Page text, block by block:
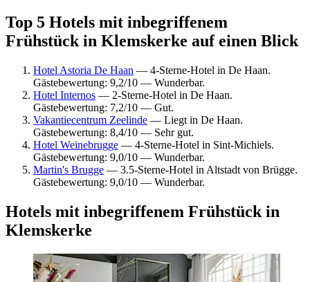
Top 5 Hotels mit inbegriffenem
Frühstück in Klemskerke auf einen Blick
Hotel Astoria De Haan — 4-Sterne-Hotel in De Haan.
Gästebewertung: 9,2/10 — Wunderbar.
Hotel Internos — 2-Sterne-Hotel in De Haan.
Gästebewertung: 7,2/10 — Gut.
Vakantiecentrum Zeelinde — Liegt in De Haan.
Gästebewertung: 8,4/10 — Sehr gut.
Hotel Weinebrugge — 4-Sterne-Hotel in Sint-Michiels.
Gästebewertung: 9,0/10 — Wunderbar.
Martin's Brugge — 3.5-Sterne-Hotel in Altstadt von Brügge.
Gästebewertung: 9,0/10 — Wunderbar.
Hotels mit inbegriffenem Frühstück in
Klemskerke